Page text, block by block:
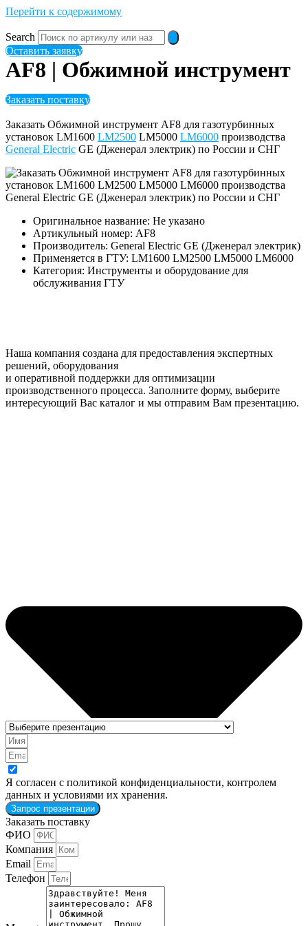
Перейти к содержимому
Search
Оставить заявку
AF8 | Обжимной инструмент
Заказать поставку
Заказать Обжимной инструмент AF8 для газотурбинных
установок LM1600 LM2500 LM5000 LM6000 производства
General Electric GE (Дженерал электрик) по России и СНГ
Оригинальное название: Не указано
Артикульный номер: AF8
Производитель: General Electric GE (Дженерал электрик)
Применяется в ГТУ: LM1600 LM2500 LM5000 LM6000
Категория: Инструменты и оборудование для
обслуживания ГТУ
Наша компания создана для предоставления экспертных
решений, оборудования
и оперативной поддержки для оптимизации
производственного процесса. Заполните форму, выберите
интересующий Вас каталог и мы отправим Вам презентацию.
Я согласен с политикой конфиденциальности, контролем
данных и условиями их хранения.
Запрос презентации
Заказать поставку
ФИО
Компания
Email
Телефон